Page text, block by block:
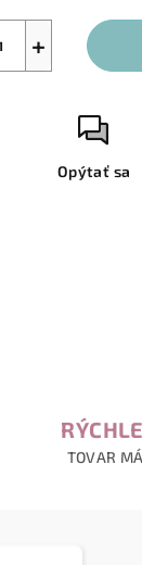
+
Opýtať sa
TOVAR